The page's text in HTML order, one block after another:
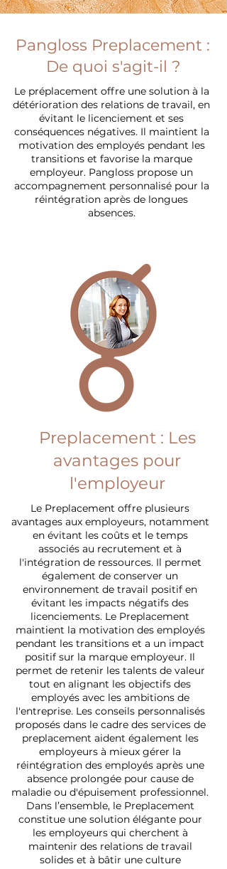
Pangloss Preplacement :
De quoi s'agit-il ?
Le préplacement offre une solution à la
détérioration des relations de travail, en
évitant le licenciement et ses
conséquences négatives. Il maintient la
motivation des employés pendant les
transitions et favorise la marque
employeur. Pangloss propose un
accompagnement personnalisé pour la
réintégration après de longues
absences.
Preplacement : Les
avantages pour
l'employeur
Le Preplacement offre plusieurs
avantages aux employeurs, notamment
en évitant les coûts et le temps
associés au recrutement et à
l'intégration de ressources. Il permet
également de conserver un
environnement de travail positif en
évitant les impacts négatifs des
licenciements. Le Preplacement
maintient la motivation des employés
pendant les transitions et a un impact
positif sur la marque employeur. Il
permet de retenir les talents de valeur
tout en alignant les objectifs des
employés avec les ambitions de
l'entreprise. Les conseils personnalisés
proposés dans le cadre des services de
preplacement aident également les
employeurs à mieux gérer la
réintégration des employés après une
absence prolongée pour cause de
maladie ou d'épuisement professionnel.
Dans l’ensemble, le Preplacement
constitue une solution élégante pour
les employeurs qui cherchent à
maintenir des relations de travail
solides et à bâtir une culture